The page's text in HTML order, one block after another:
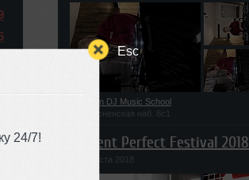
Esc
24/7!
Union DJ Music School
Пресненская наб. 8с1
Present Perfect Festival 2018
29 августа 2018